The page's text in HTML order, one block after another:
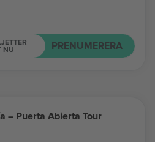
NU PRENUMERERA
– Puerta Abierta Tour